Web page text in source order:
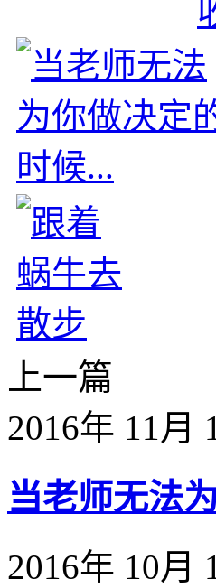
上一篇
2016年 11月
当老师无法
2016年 10月